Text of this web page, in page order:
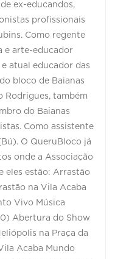
ex-educandos,
profissionais
Como regente
e arte-educador
atual educador das
bloco de Baianas
Rodrigues, também
do Baianas
Como assistente
O QueruBloco já
onde a Associação
eles estão: Arrastão
na Vila Acaba
Vivo Música
Abertura do Show
na Praça da
Acaba Mundo